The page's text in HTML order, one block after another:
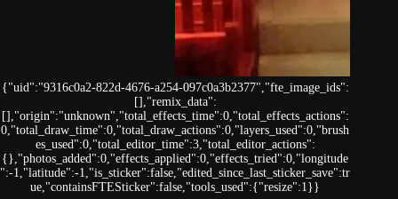
{"uid":"9316c0a2-822d-4676-a254-097c0a3b2377","fte_image_ids":
[],"remix_data":
[],"origin":"unknown","total_effects_time":0,"total_effects_actions":
0,"total_draw_time":0,"total_draw_actions":0,"layers_used":0,"brush
es_used":0,"total_editor_time":3,"total_editor_actions":
{},"photos_added":0,"effects_applied":0,"effects_tried":0,"longitude
":-1,"latitude":-1,"is_sticker":false,"edited_since_last_sticker_save":tr
ue,"containsFTESticker":false,"tools_used":{"resize":1}}